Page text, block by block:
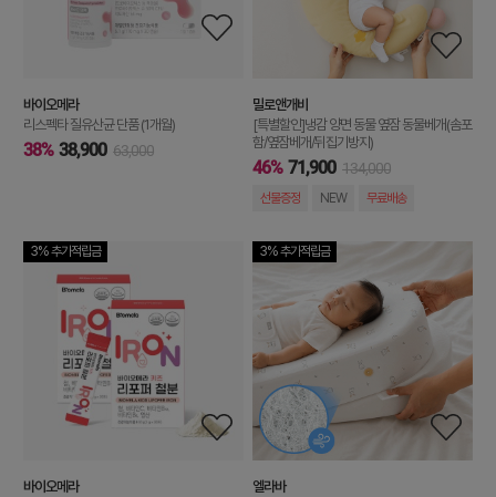
바이오메라
리스펙타 질유산균 단품 (1개월)
38% 38,900 63,000
밀로앤개비
[특별할인]냉감 양면 동물 옆잠 동물베개(솜포
함/옆잠베개/뒤집기방지)
46% 71,900 134,000
선물증정 NEW 무료배송
3% 추가적립금
바이오메라
3% 추가적립금
엘라바